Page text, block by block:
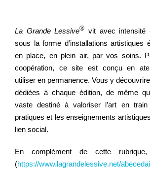
Regarder
Informer
Nous contacter
La Grande Lessive® vit avec intensité
sous la forme d’installations artistiques
en place, en plein air, par vos soins.
coopération, ce site est conçu en
utiliser en permanence. Vous y
dédiées à chaque édition, de même
vaste destiné à valoriser l’art en
pratiques et les enseignements
lien social.
En complément de cette
(https://www.lagrandelessive.net/